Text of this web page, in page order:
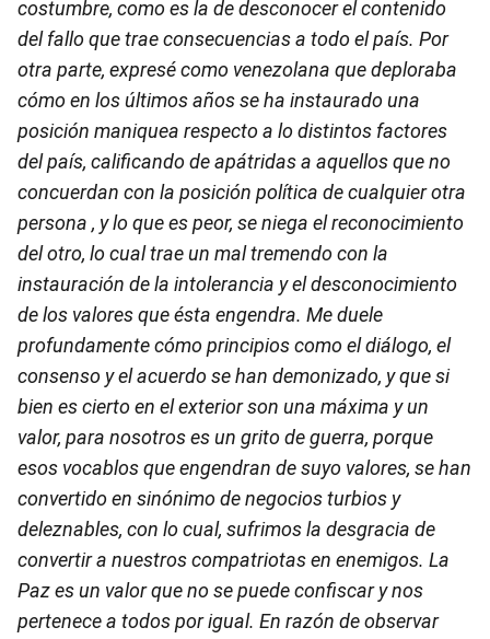
costumbre, como es la de desconocer el contenido
del fallo que trae consecuencias a todo el país. Por
otra parte, expresé como venezolana que deploraba
cómo en los últimos años se ha instaurado una
posición maniquea respecto a lo distintos factores
del país, calificando de apátridas a aquellos que no
concuerdan con la posición política de cualquier otra
persona , y lo que es peor, se niega el reconocimiento
del otro, lo cual trae un mal tremendo con la
instauración de la intolerancia y el desconocimiento
de los valores que ésta engendra. Me duele
profundamente cómo principios como el diálogo, el
consenso y el acuerdo se han demonizado, y que si
bien es cierto en el exterior son una máxima y un
valor, para nosotros es un grito de guerra, porque
esos vocablos que engendran de suyo valores, se han
convertido en sinónimo de negocios turbios y
deleznables, con lo cual, sufrimos la desgracia de
convertir a nuestros compatriotas en enemigos. La
Paz es un valor que no se puede confiscar y nos
pertenece a todos por igual. En razón de observar